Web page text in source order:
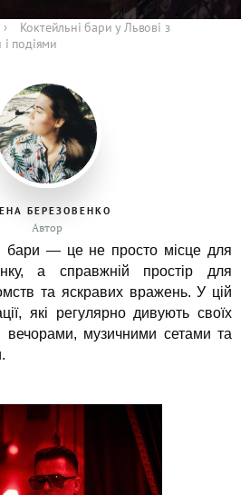
›
Коктейльні бари у Львові з
подіями
БЕРЕЗОВЕНКО
Автор
бари — це не просто місце для
а справжній простір для
та яскравих вражень. У цій
які регулярно дивують своїх
вечорами, музичними сетами та